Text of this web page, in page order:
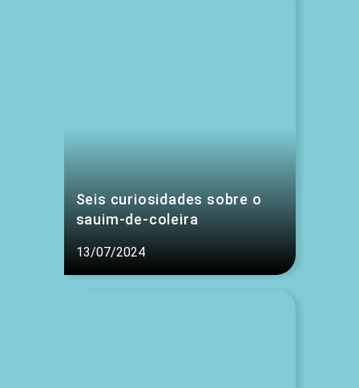
Seis curiosidades sobre o
sauim-de-coleira
13/07/2024